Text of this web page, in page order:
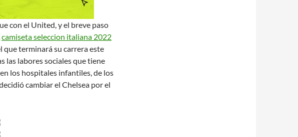
con el United, y el breve paso
camiseta seleccion italiana 2022
que terminará su carrera este
las labores sociales que tiene
los hospitales infantiles, de los
cambiar el Chelsea por el